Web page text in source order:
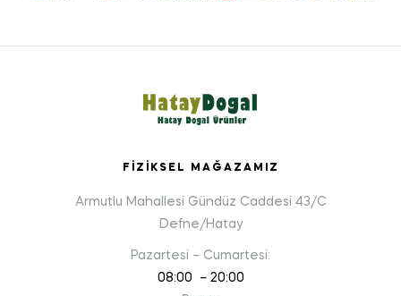
FIZIKSEL MAĞAZAMIZ
Armutlu Mahallesi Gündüz Caddesi 43/C
Defne/Hatay
Pazartesi – Cumartesi:
08:00 – 20:00